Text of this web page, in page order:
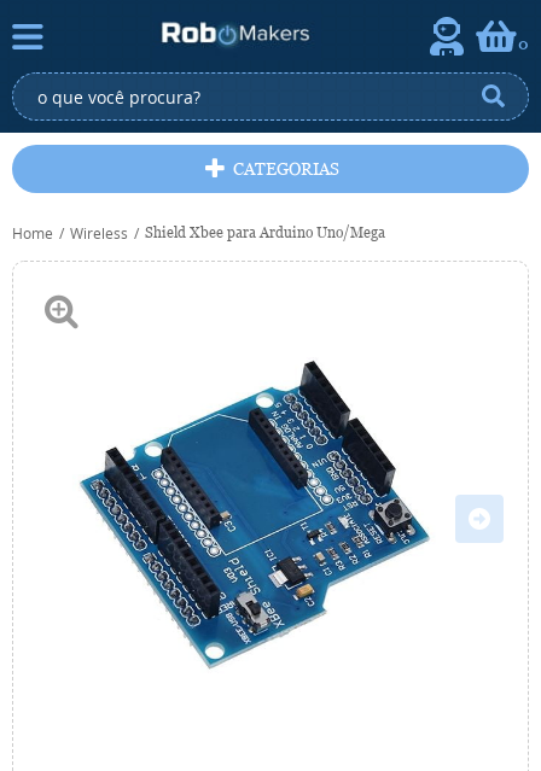
0
CATEGORIAS
Home Wireless Shield Xbee para Arduino Uno/Mega